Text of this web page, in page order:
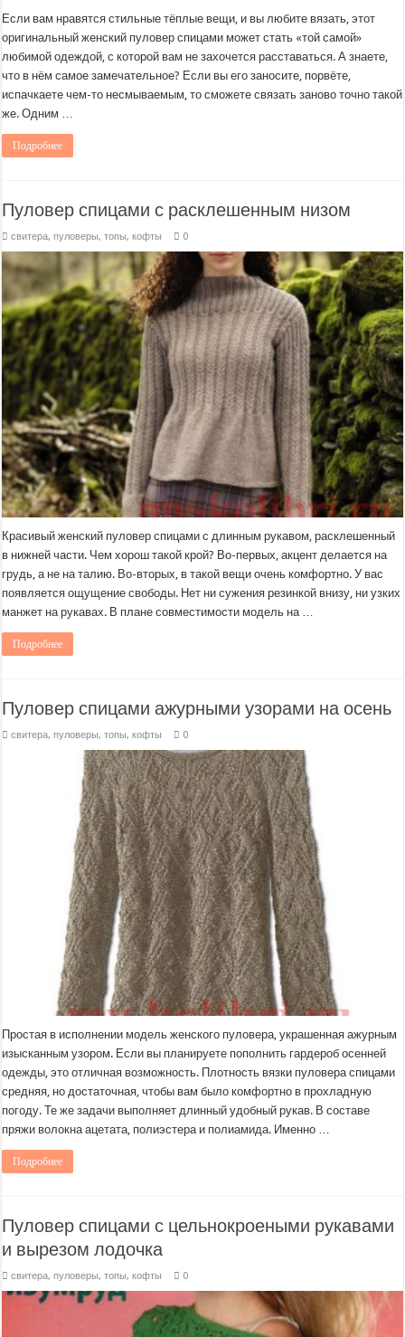
Если вам нравятся стильные тёплые вещи, и вы любите вязать, этот
оригинальный женский пуловер спицами может стать «той самой»
любимой одеждой, с которой вам не захочется расставаться. А знаете,
что в нём самое замечательное? Если вы его заносите, порвёте,
испачкаете чем-то несмываемым, то сможете связать заново точно такой
же. Одним …
Подробнее
Пуловер спицами с расклешенным низом
свитера, пуловеры, топы, кофты 0
Красивый женский пуловер спицами с длинным рукавом, расклешенный
в нижней части. Чем хорош такой крой? Во-первых, акцент делается на
грудь, а не на талию. Во-вторых, в такой вещи очень комфортно. У вас
появляется ощущение свободы. Нет ни сужения резинкой внизу, ни узких
манжет на рукавах. В плане совместимости модель на …
Подробнее
Пуловер спицами ажурными узорами на осень
свитера, пуловеры, топы, кофты 0
Простая в исполнении модель женского пуловера, украшенная ажурным
изысканным узором. Если вы планируете пополнить гардероб осенней
одежды, это отличная возможность. Плотность вязки пуловера спицами
средняя, но достаточная, чтобы вам было комфортно в прохладную
погоду. Те же задачи выполняет длинный удобный рукав. В составе
пряжи волокна ацетата, полиэстера и полиамида. Именно …
Подробнее
Пуловер спицами с цельнокроеными рукавами
и вырезом лодочка
свитера, пуловеры, топы, кофты 0